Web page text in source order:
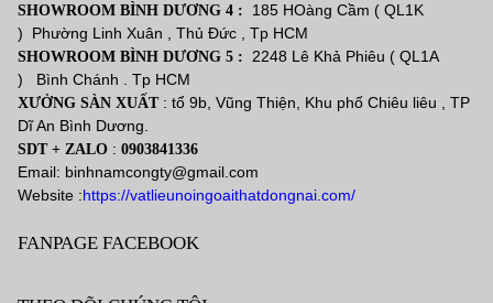
SHOWROOM BÌNH DƯƠNG 4 :
185 HOàng Cầm ( QL1K
) Phường Linh Xuân , Thủ Đức , Tp HCM
SHOWROOM BÌNH DƯƠNG 5 : 2248 Lê Khả Phiêu ( QL1A
) Bình Chánh . Tp HCM
XƯỞNG SÀN XUẤT: tổ 9b, Vũng Thiện, Khu phố Chiêu liêu , TP
Dĩ An Bình Dương.
SDT + ZALO :0903841336
Email: binhnamcongty@gmail.com
Website :https://vatlieunoingoaithatdongnai.com/
FANPAGE FACEBOOK